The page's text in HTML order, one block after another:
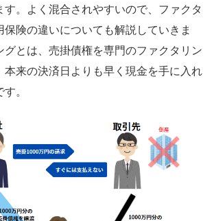
す。よく混合されやすいので、ファクタ
保険の違いについても解説していきま
グとは、売掛債権を専門のファクタリン
本来の決済日よりも早く現金を手に入れ
。